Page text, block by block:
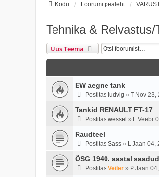
Kodu Foorumi pealeht
Tehnika &
Uus Teema
EW aegne tank
Postitas ludvig » T Nov 23,
Tankid RENAULT FT-17
Postitas wessel » L Veebr
Raudteel
Postitas Sass » L Jaan 04,
ÕSG 1940. aastal
Postitas Veiler » P Jaan